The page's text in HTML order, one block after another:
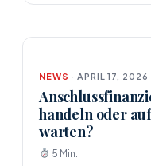
NEWS · APRIL 17, 2026
handeln oder
warten?
5 Min.